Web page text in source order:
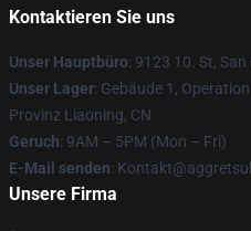
Kontaktieren Sie uns
Unser Hauptbüro: 9123 10. St,
Unser Lager: Gebäude 1,
Provinz Liaoning, CN
Geruch: 9AM – 5PM (Mon – Fri)
E-Mail senden:
Unsere Firma